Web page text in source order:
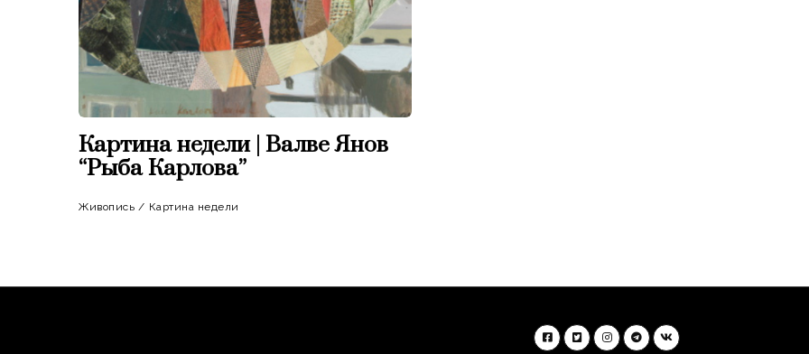
Картина недели | Валве Янов
“Рыба Карлова”
Живопись / Картина недели